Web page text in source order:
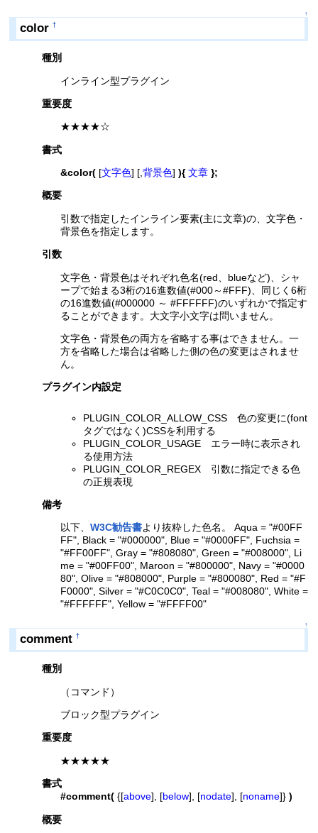
↑
color †
種別
インライン型プラグイン
重要度
★★★★☆
書式
&color([文字色] [, 背景色] ){ 文章 };
概要
引数で指定したインライン要素(主に文章)の、文字色・
背景色を指定します。
引数
文字色・背景色はそれぞれ色名(red、blueなど)、シャ
ープで始まる3桁の16進数値(#000～#FFF)、同じく6桁
の16進数値(#000000 ～ #FFFFFF)のいずれかで指定す
ることができます。大文字小文字は問いません。
文字色・背景色の両方を省略する事はできません。一
方を省略した場合は省略した側の色の変更はされませ
ん。
プラグイン内設定
PLUGIN_COLOR_ALLOW_CSS 色の変更に(font
タグではなく)CSSを利用する
PLUGIN_COLOR_USAGE エラー時に表示され
る使用方法
PLUGIN_COLOR_REGEX 引数に指定できる色
の正規表現
備考
以下、 W3C勧告書より抜粋した色名。 Aqua = "#00FF
FF", Black = "#000000", Blue = "#0000FF", Fuchsia =
"#FF00FF", Gray = "#808080", Green = "#008000", Li
me = "#00FF00", Maroon = "#800000", Navy = "#0000
80", Olive = "#808000", Purple = "#800080", Red = "#F
F0000", Silver = "#C0C0C0", Teal = "#008080", White =
"#FFFFFF", Yellow = "#FFFF00"
↑
comment †
種別
（コマンド）
ブロック型プラグイン
重要度
★★★★★
書式
#comment({[above], [below], [nodate], [noname]} )
概要